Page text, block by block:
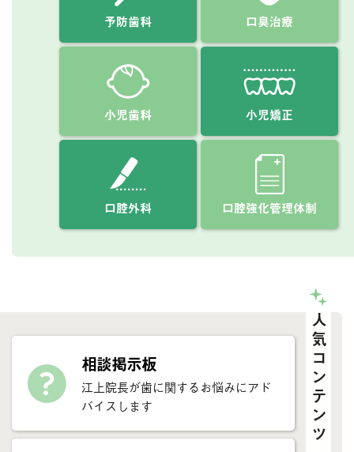
予防歯科 口臭治療
小児歯科 小児矯正
口腔外科 口腔強化管理体制
人気コンテンツ
相談掲示板
江上院長が歯に関するお悩みにアド
バイスします